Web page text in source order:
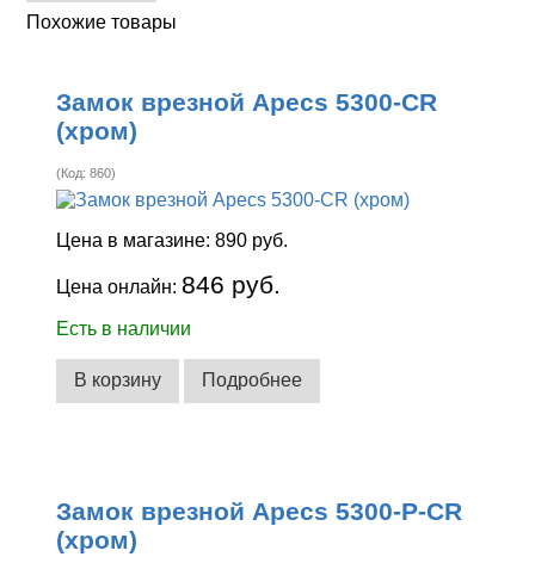
Похожие товары
Замок врезной Apecs 5300-CR
(хром)
(Код:860)
Цена в магазине:890 руб.
Цена онлайн: 846 руб.
Есть в наличии
В корзину Подробнее
Замок врезной Apecs 5300-P-CR
(хром)